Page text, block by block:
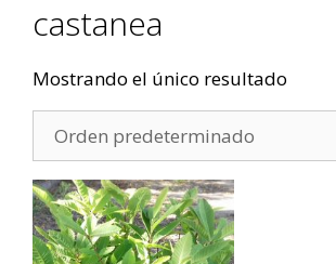
castanea
Mostrando el único resultado